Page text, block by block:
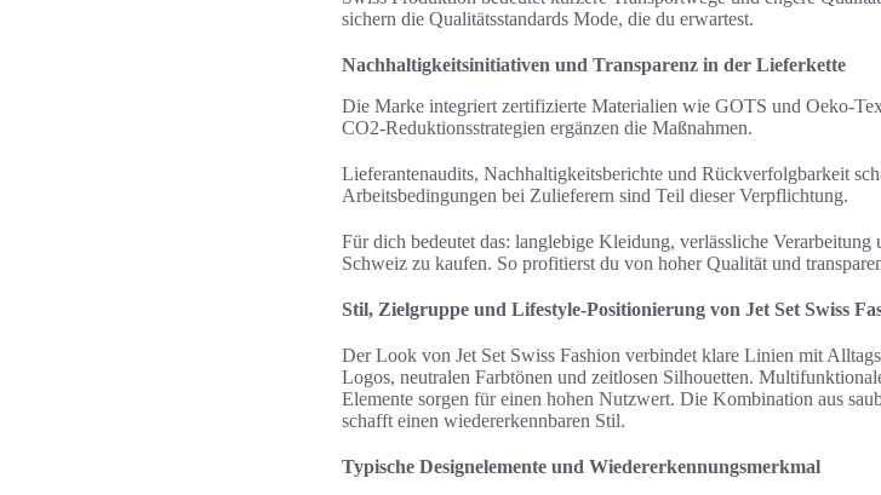
sichern die Qualitätsstandards Mode, die du erwartest.
Nachhaltigkeitsinitiativen und Transparenz in der Lieferkette
Die Marke integriert zertifizierte Materialien wie GOTS und
CO2‑Reduktionsstrategien ergänzen die Maßnahmen.
Lieferantenaudits, Nachhaltigkeitsberichte und Rückverfolgbarkeit
Arbeitsbedingungen bei Zulieferern sind Teil dieser Verpflichtung.
Für dich bedeutet das: langlebige Kleidung, verlässliche
Schweiz zu kaufen. So profitierst du von hoher Qualität und
Stil, Zielgruppe und Lifestyle-Positionierung von Jet Set Swiss
Der Look von Jet Set Swiss Fashion verbindet klare Linien mit
Logos, neutralen Farbtönen und zeitlosen Silhouetten.
Elemente sorgen für einen hohen Nutzwert. Die Kombination aus
schafft einen wiedererkennbaren Stil.
Typische Designelemente und Wiedererkennungsmerkmal